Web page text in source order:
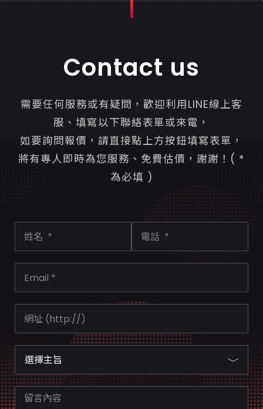
Contact us
需要任何服務或有疑問，歡迎利用LINE線上客
服、填寫以下聯絡表單或來電，
如要詢問報價，請直接點上方按鈕填寫表單，
將有專人即時為您服務、免費估價，謝謝！( *
為必填 )